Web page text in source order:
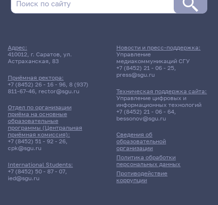
Адрес:
410012, г. Саратов, ул.
Астраханская, 83
Приёмная ректора:
+7 (8452) 26 - 16 - 96, 8 (937)
811-67-46, rector@sgu.ru
Отдел по организации
приёма на основные
образовательные
программы (Центральная
приёмная комиссия):
+7 (8452) 51 - 92 - 26,
cpk@sgu.ru
International Students:
+7 (8452) 50 - 87 - 07,
ied@sgu.ru
Сведения об
образовательной
организации
Политика обработки
персональных данных
Противодействие
коррупции
Новости и пресс-поддержка:
Управление
медиакоммуникаций СГУ
+7 (8452) 21 - 06 - 25,
press@sgu.ru
Техническая поддержка сайта:
Управление цифровых и
информационных технологий
+7 (8452) 21 - 06 - 64,
bessonov@sgu.ru